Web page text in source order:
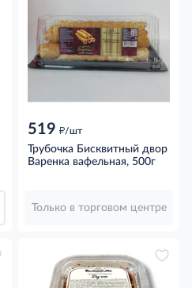
519 д/шт
Трубочка Бисквитный двор
Варенка вафельная, 500г
Только в торговом центре